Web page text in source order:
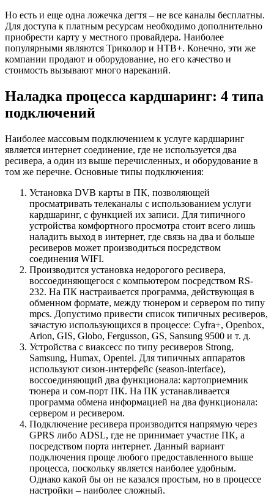
Но есть и еще одна ложечка дегтя – не все каналы бесплатны.
Для доступа к платным ресурсам необходимо дополнительно
приобрести карту у местного провайдера. Наиболее
популярными являются Триколор и НТВ+. Конечно, эти же
компании продают и оборудование, но его качество и
стоимость вызывают много нареканий.
Наладка процесса кардшаринг: 4 типа
подключений
Наиболее массовым подключением к услуге кардшаринг
является интернет соединение, где не используется два
ресивера, а один из выше перечисленных, и оборудование в
том же перечне. Основные типы подключения:
Установка DVB карты в ПК, позволяющей
просматривать телеканалы с использованием услуги
кардшаринг, с функцией их записи. Для типичного
устройства комфортного просмотра стоит всего лишь
наладить выход в интернет, где связь на два и больше
ресиверов может производиться посредством
соединения WIFI.
Производится установка недорогого ресивера,
воссоединяющегося с компьютером посредством RS-
232. На ПК настраивается программа, действующая в
обменном формате, между тюнером и сервером по типу
mpcs. Допустимо привести список типичных ресиверов,
зачастую использующихся в процессе: Cyfra+, Openbox,
Arion, GIS, Globo, Fergusson, GS, Sansung 9500 и т. д.
Устройства с виаксесс по типу ресиверов Strong,
Samsung, Humax, Opentel. Для типичных аппаратов
используют сизон-интерфейс (season-interface),
воссоединяющий два функционала: картоприемник
тюнера и сом-порт ПК. На ПК устанавливается
программа обмена информацией на два функционала:
сервером и ресивером.
Подключение ресивера производится напрямую через
GPRS либо ADSL, где не принимает участие ПК, а
посредством порта интернет. Данный вариант
подключения проще любого предоставленного выше
процесса, поскольку является наиболее удобным.
Однако какой бы он не казался простым, но в процессе
настройки – наиболее сложный.